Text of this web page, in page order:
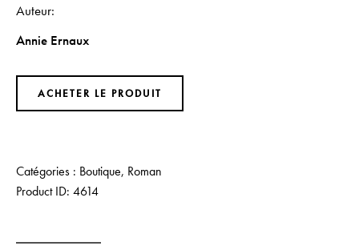
Auteur
Annie Ernaux
ACHETER LE PRODUIT
Catégories : Boutique, Roman
Product ID: 4614